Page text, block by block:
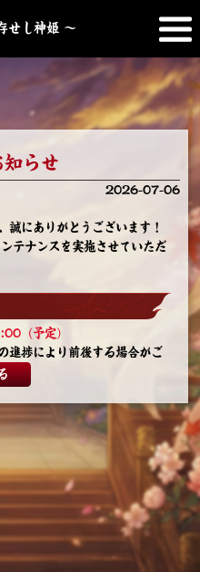
せし神姫 ～
らせ
2026-07-06
誠にありがとうございます！
テナンスを実施させていただ
（予定）
進捗により前後する場合がご
ゲーム内でお知らせいたしま
項】
アウトすることをお勧めしま
損失や進行状況の不具合が発
意ください。